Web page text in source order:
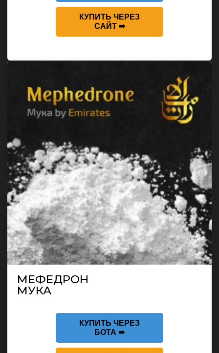
КУПИТЬ ЧЕРЕЗ
САЙТ ➠
МЕФЕДРОН
МУКА
КУПИТЬ ЧЕРЕЗ
БОТА ➠